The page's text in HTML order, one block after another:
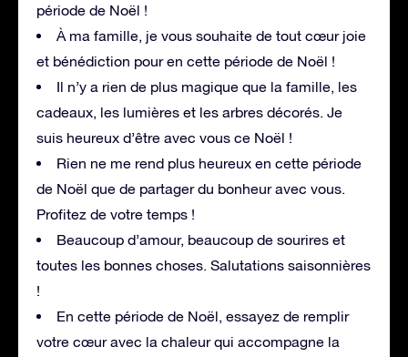
période de Noël !
À ma famille, je vous souhaite de tout cœur joie
et bénédiction pour en cette période de Noël !
Il n’y a rien de plus magique que la famille, les
cadeaux, les lumières et les arbres décorés. Je
suis heureux d’être avec vous ce Noël !
Rien ne me rend plus heureux en cette période
de Noël que de partager du bonheur avec vous.
Profitez de votre temps !
Beaucoup d’amour, beaucoup de sourires et
toutes les bonnes choses. Salutations saisonnières
!
En cette période de Noël, essayez de remplir
votre cœur avec la chaleur qui accompagne la